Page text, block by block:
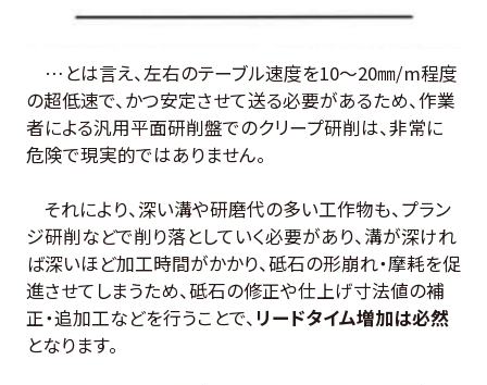
…とは言え、左右のテーブル速度を10～20㎜/m程度
の超低速で、かつ安定させて送る必要があるため、作業
者による汎用平面研削盤でのクリープ研削は、非常に
危険で現実的ではありません。
それにより、深い溝や研磨代の多い工作物も、プラン
ジ研削などで削り落としていく必要があり、溝が深けれ
ば深いほど加工時間がかかり、砥石の形崩れ・摩耗を促
進させてしまうため、砥石の修正や仕上げ寸法値の補
正・追加工などを行うことで、 リードタイム増加は必然
となります。